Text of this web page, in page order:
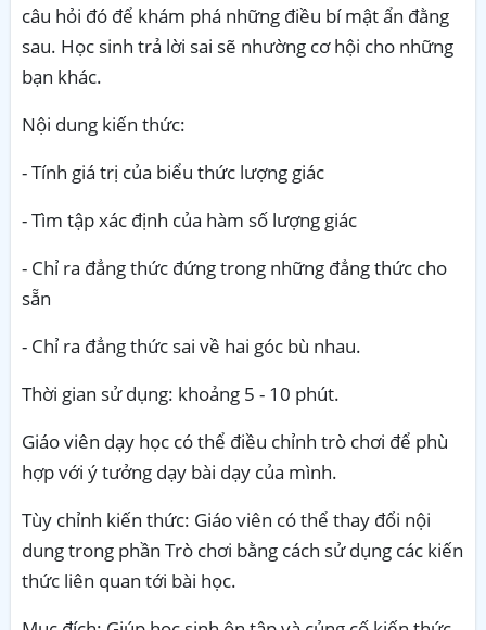
câu hỏi đó để khám phá những điều bí mật ẩn đằng
sau. Học sinh trả lời sai sẽ nhường cơ hội cho những
bạn khác.
Nội dung kiến thức:
- Tính giá trị của biểu thức lượng giác
- Tìm tập xác định của hàm số lượng giác
- Chỉ ra đẳng thức đứng trong những đẳng thức cho
sẵn
- Chỉ ra đẳng thức sai về hai góc bù nhau.
Thời gian sử dụng: khoảng 5 - 10 phút.
Giáo viên dạy học có thể điều chỉnh trò chơi để phù
hợp với ý tưởng dạy bài dạy của mình.
Tùy chỉnh kiến thức: Giáo viên có thể thay đổi nội
dung trong phần Trò chơi bằng cách sử dụng các kiến
thức liên quan tới bài học.